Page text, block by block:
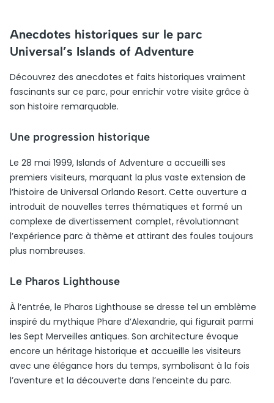
Anecdotes historiques sur le parc
Universal’s Islands of Adventure
Découvrez des anecdotes et faits historiques vraiment
fascinants sur ce parc, pour enrichir votre visite grâce à
son histoire remarquable.
Une progression historique
Le 28 mai 1999, Islands of Adventure a accueilli ses
premiers visiteurs, marquant la plus vaste extension de
l’histoire de Universal Orlando Resort. Cette ouverture a
introduit de nouvelles terres thématiques et formé un
complexe de divertissement complet, révolutionnant
l’expérience parc à thème et attirant des foules toujours
plus nombreuses.
Le Pharos Lighthouse
À l’entrée, le Pharos Lighthouse se dresse tel un emblème
inspiré du mythique Phare d’Alexandrie, qui figurait parmi
les Sept Merveilles antiques. Son architecture évoque
encore un héritage historique et accueille les visiteurs
avec une élégance hors du temps, symbolisant à la fois
l’aventure et la découverte dans l’enceinte du parc.